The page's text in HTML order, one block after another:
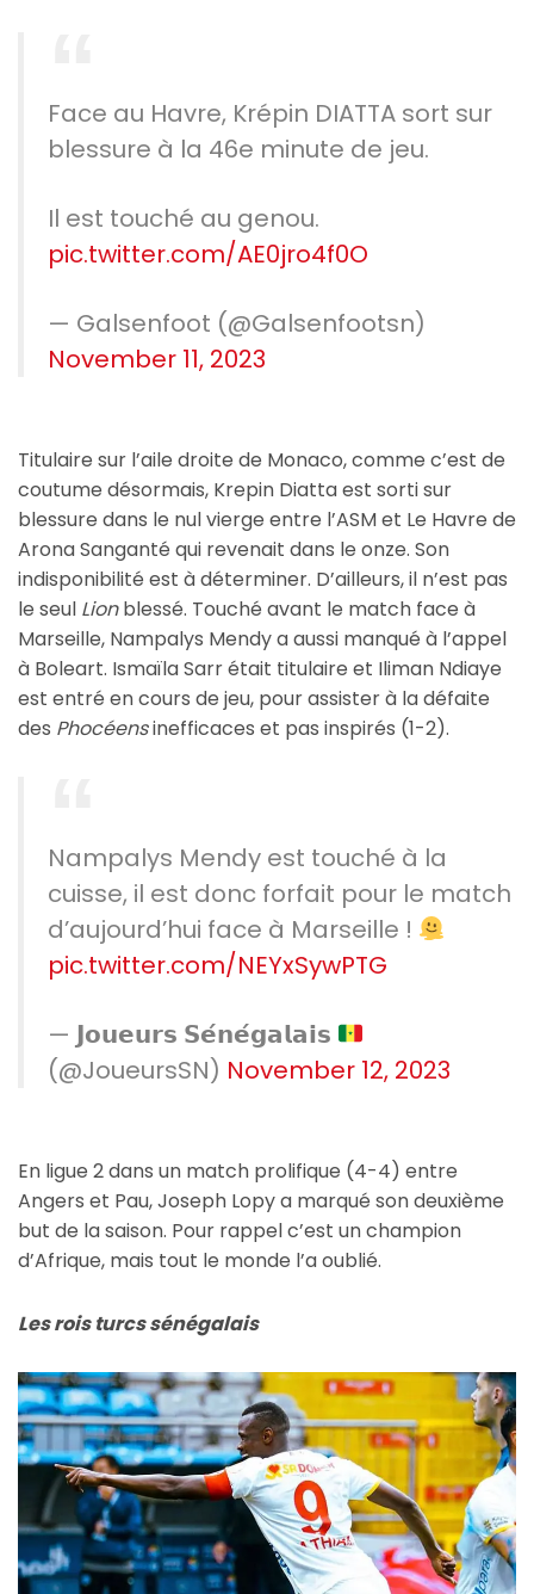
Face au Havre, Krépin DIATTA sort sur
blessure à la 46e minute de jeu.
Il est touché au genou.
pic.twitter.com/AE0jro4f0O
— Galsenfoot (@Galsenfootsn)
November 11, 2023
Titulaire sur l’aile droite de Monaco, comme c’est de
coutume désormais, Krepin Diatta est sorti sur
blessure dans le nul vierge entre l’ASM et Le Havre de
Arona Sanganté qui revenait dans le onze. Son
indisponibilité est à déterminer. D’ailleurs, il n’est pas
le seul Lionblessé. Touché avant le match face à
Marseille, Nampalys Mendy a aussi manqué à l’appel
à Boleart. Ismaïla Sarr était titulaire et Iliman Ndiaye
est entré en cours de jeu, pour assister à la défaite
des Phocéensinefficaces et pas inspirés (1-2).
Nampalys Mendy est touché à la
cuisse, il est donc forfait pour le match
d’aujourd’hui face à Marseille !
pic.twitter.com/NEYxSywPTG
— 𝗝𝗼𝘂𝗲𝘂𝗿𝘀 𝗦𝗲́𝗻𝗲́𝗴𝗮𝗹𝗮𝗶𝘀
(@JoueursSN) November 12, 2023
En ligue 2 dans un match prolifique (4-4) entre
Angers et Pau, Joseph Lopy a marqué son deuxième
but de la saison. Pour rappel c’est un champion
d’Afrique, mais tout le monde l’a oublié.
Les rois turcs sénégalais